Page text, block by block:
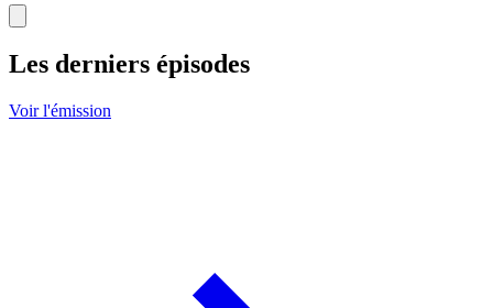
Les derniers épisodes
Voir l'émission